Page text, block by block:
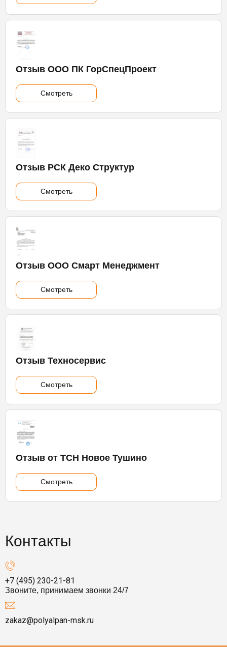
Отзыв ООО ПК ГорСпецПроект
Смотреть
Отзыв РСК Деко Структур
Смотреть
Отзыв ООО Смарт Менеджмент
Смотреть
Отзыв Техносервис
Смотреть
Отзыв от ТСН Новое Тушино
Смотреть
Контакты
+7 (495) 230-21-81
Звоните, принимаем звонки 24/7
zakaz@polyalpan-msk.ru